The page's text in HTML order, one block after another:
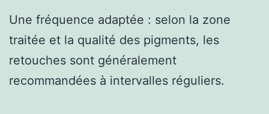
Une fréquence adaptée : selon la zone
traitée et la qualité des pigments, les
retouches sont généralement
recommandées à intervalles réguliers.